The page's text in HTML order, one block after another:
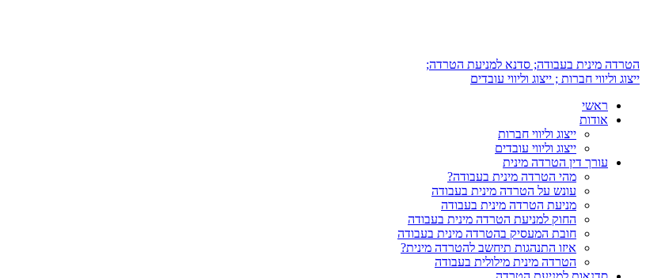
הטרדה מינית בעבודה; סדנא למניעת הטרדה;
ייצוג וליווי חברות ; ייצוג וליווי עובדים
ראשי
אודות
ייצוג וליווי חברות
ייצוג וליווי עובדים
עורך דין הטרדה מינית
מהי הטרדה מינית בעבודה?
עונש על הטרדה מינית בעבודה
מניעת הטרדה מינית בעבודה
החוק למניעת הטרדה מינית בעבודה
חובת המעסיק בהטרדה מינית בעבודה
איזו התנהגות תיחשב להטרדה מינית?
הטרדה מינית מילולית בעבודה